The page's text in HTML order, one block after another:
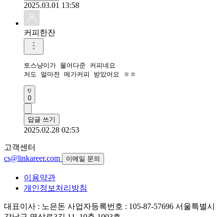
2025.03.01 13:58
커피한잔
토스냥이가 물어다준 커피네요
저도 얼마전 메가커피 받았어요 ㅎㅎ
0
답글 쓰기
2025.02.28 02:53
고객센터
cs@linkareer.com
이메일 문의
이용약관
개인정보처리방침
대표이사 : 노은돈 사업자등록번호 : 105-87-57696 서울특별시